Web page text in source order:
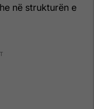
në strukturën e